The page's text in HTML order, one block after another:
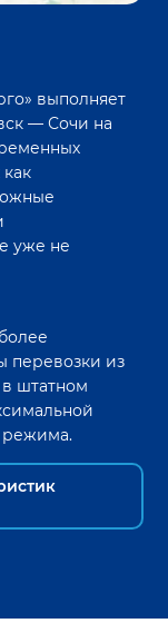
выполняет
—Сочи на
уже не
перевозки из
штатном
режима.